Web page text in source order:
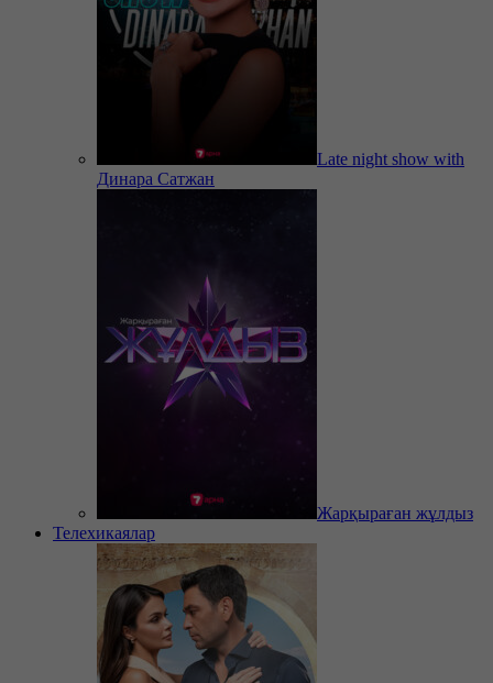
Late night show with
Динара Сатжан
Жарқыраған жұлдыз
Телехикаялар